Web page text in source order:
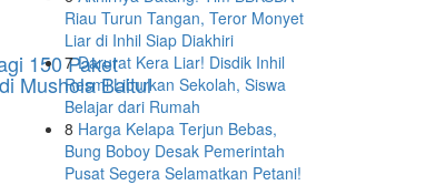
150 Paket
Mushola Baitul
Riau Turun Tangan, Teror Monyet
Liar di Inhil Siap Diakhiri
7 Darurat Kera Liar! Disdik Inhil
Resmi Liburkan Sekolah, Siswa
Belajar dari Rumah
8 Harga Kelapa Terjun Bebas,
Bung Boboy Desak Pemerintah
Pusat Segera Selamatkan Petani!